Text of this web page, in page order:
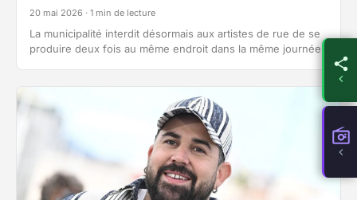
20 mai 2026 · 1 min de lecture
La municipalité interdit désormais aux artistes de rue de se
produire deux fois au même endroit dans la même journée